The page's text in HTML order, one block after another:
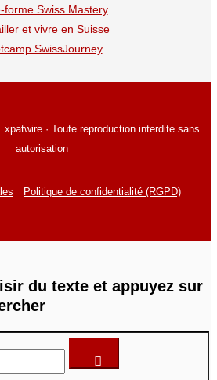
forme Swiss Mastery
et vivre en Suisse
SwissJourney
· Toute reproduction interdite sans
autorisation
Politique de confidentialité (RGPD)
du texte et appuyez sur